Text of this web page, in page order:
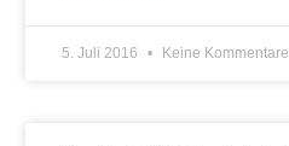
5. Juli 2016 Keine Kommentare